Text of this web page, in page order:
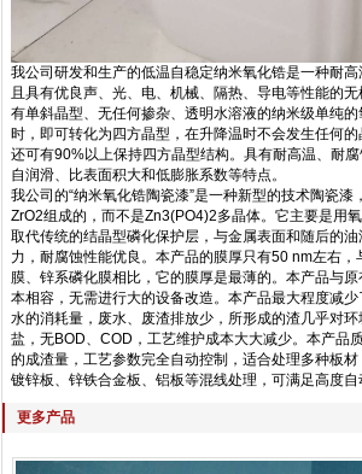
我公司研发和生产的低温自稳定纳米氧化锆是一种耐
且具有优良声、光、电、机械、隔热、导电等性能的
有单斜晶型、无任何掺杂、透明水溶液的纳米级单纯
时，即可转化为四方晶型，在升降温时不会发生任何
还可有90%以上保持四方晶型结构。具有耐高温、耐腐
自润滑、比表面积大和低膨胀系数等特点。
我公司的“纳米氧化锆陶瓷漆”是一种新型的技术陶瓷漆
ZrO2组成的，而不是Zn3(PO4)2多晶体。它主要是用
取代传统的结晶型磷化保护层，与金属表面和随后的
力，耐腐蚀性能优良。本产品的膜厚只有50 nm左右，
膜、锌系磷化膜相比，它的膜厚是最薄的。本产品与
本相容，无需进行大的设备改造。本产品最大程度减
水的消耗量，废水、废渣排放少，所形成的渣几乎对
盐，无BOD、COD，工艺维护成本大大减少。本产品
的成渣量，工艺参数完全自动控制，适合处理多种板
镀锌板、锌铁合金板、铝板等混线处理，可满足高度自
更多产品